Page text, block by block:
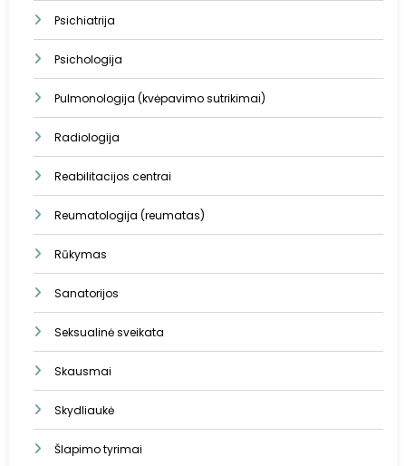
Psichiatrija
Psichologija
Pulmonologija (kvėpavimo sutrikimai)
Radiologija
Reabilitacijos centrai
Reumatologija (reumatas)
Rūkymas
Sanatorijos
Seksualinė sveikata
Skausmai
Skydliaukė
Šlapimo tyrimai